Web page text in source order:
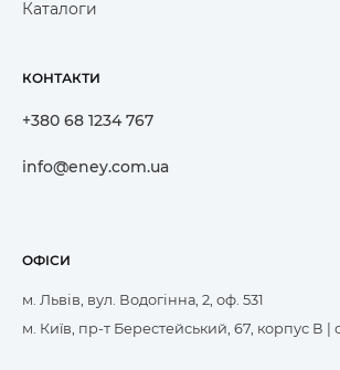
Каталоги
КОНТАКТИ
+380 68 1234 767
info@eney.com.ua
ОФІСИ
м. Львів, вул. Водогінна, 2, оф. 531
м. Київ, пр-т Берестейський, 67, корпус В |